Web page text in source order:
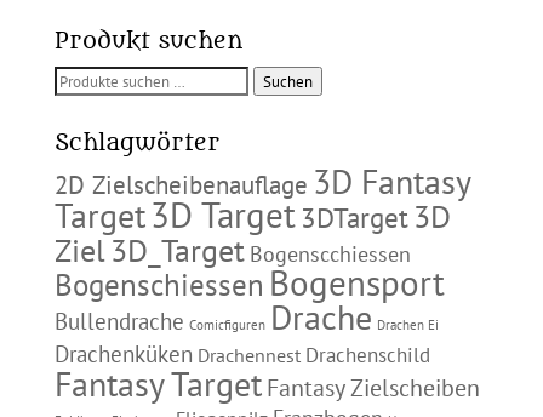
Produkt suchen
Suchen
Suchen
Schlagwörter
2D Zielscheibenauflage 3D Fantasy
Target3D Target 3DTarget 3D
Ziel3D_Target Bogenscchiessen
Bogenschiessen Bogensport
Bullendrache Comicfiguren Drache Drachen Ei
Drachenküken Drachennest Drachenschild
Fantasy Target Fantasy Zielscheiben